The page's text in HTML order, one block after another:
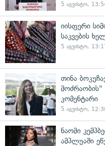
5 აგვისტო,
იისფერი
საკვების
5 აგვისტო,
თინა
კომენტარი
5 აგვისტო,
ნაომი
ამპლუაში